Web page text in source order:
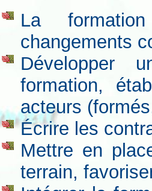
La
changements
Développer
formation,
acteurs
Écrire les
Mettre en
terrain,